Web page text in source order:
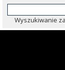
Wyszukiwanie